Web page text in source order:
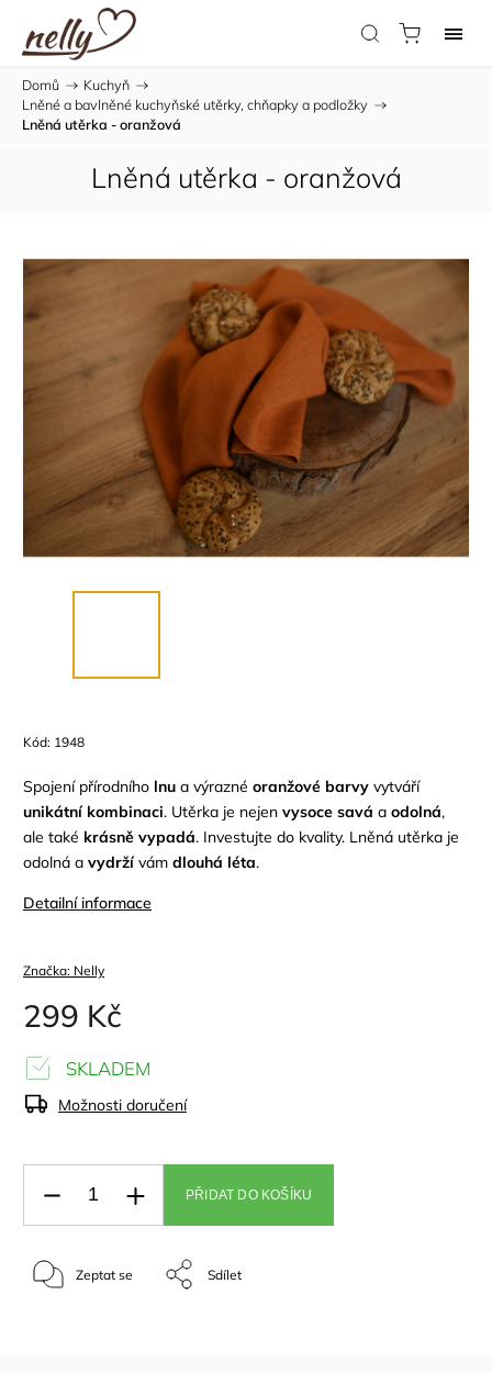
Domů / Kuchyň /
Lněné a bavlněné kuchyňské utěrky, chňapky a podložky /
Lněná utěrka - oranžová
Lněná utěrka - oranžová
Kód: 1948
Spojení přírodního lnu a výrazné oranžové barvy vytváří
unikátní kombinaci. Utěrka je nejen vysoce savá a odolná,
ale také krásně vypadá. Investujte do kvality. Lněná utěrka je
odolná a vydržívám dlouhá léta.
Detailní informace
Značka: Nelly
299 Kč
SKLADEM
Možnosti doručení
PŘIDAT DO KOŠÍKU
Zeptat se Sdílet